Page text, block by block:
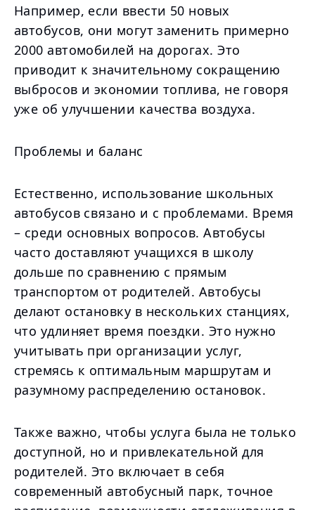
Например, если ввести 50 новых
автобусов, они могут заменить примерно
2000 автомобилей на дорогах. Это
приводит к значительному сокращению
выбросов и экономии топлива, не говоря
уже об улучшении качества воздуха.
Проблемы и баланс
Естественно, использование школьных
автобусов связано и с проблемами. Время
– среди основных вопросов. Автобусы
часто доставляют учащихся в школу
дольше по сравнению с прямым
транспортом от родителей. Автобусы
делают остановку в нескольких станциях,
что удлиняет время поездки. Это нужно
учитывать при организации услуг,
стремясь к оптимальным маршрутам и
разумному распределению остановок.
Также важно, чтобы услуга была не только
доступной, но и привлекательной для
родителей. Это включает в себя
современный автобусный парк, точное